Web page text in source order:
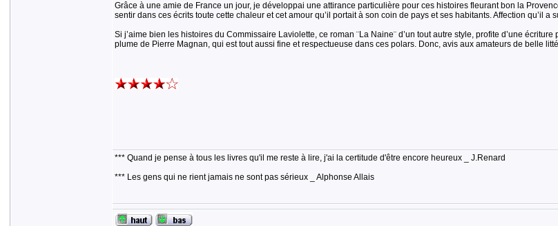
Grâce à une amie de France un jour, je développai une attirance particulière pour ces histoires fleurant bon la
sentir dans ces écrits toute cette chaleur et cet amour qu’il portait à son coin de pays et ses habitants. Affection qu’il a
Si j’aime bien les histoires du Commissaire Laviolette, ce roman ¨La Naine¨ d’un tout autre style, profite d’une
plume de Pierre Magnan, qui est tout aussi fine et respectueuse dans ces polars. Donc, avis aux amateurs de belle
*** Quand je pense à tous les livres qu'il me reste à lire, j'ai la certitude d'être encore heureux _ J.Renard
*** Les gens qui ne rient jamais ne sont pas sérieux _ Alphonse Allais